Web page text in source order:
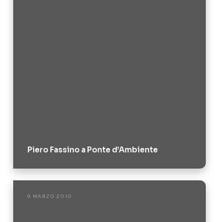
Piero Fassino a Ponte d’Ambiente
9 MARZO 2010